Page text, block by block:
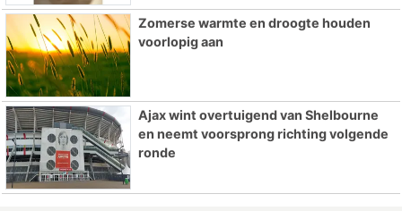
Zomerse warmte en droogte houden
voorlopig aan
Ajax wint overtuigend van Shelbourne
en neemt voorsprong richting volgende
ronde